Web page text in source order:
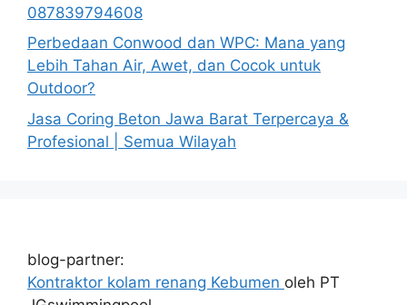
087839794608
Perbedaan Conwood dan WPC: Mana yang
Lebih Tahan Air, Awet, dan Cocok untuk
Outdoor?
Jasa Coring Beton Jawa Barat Terpercaya &
Profesional | Semua Wilayah
blog-partner:
Kontraktor kolam renang Kebumen oleh PT